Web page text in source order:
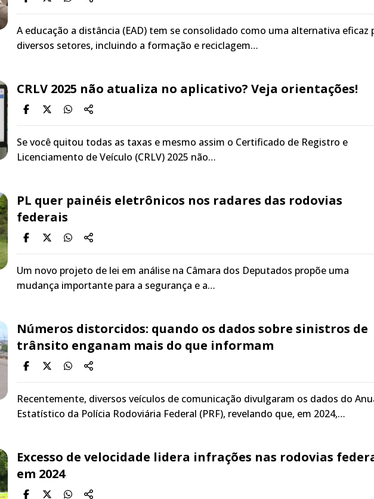
A educação a distância (EAD) tem se consolidado como uma alternativa eficaz
diversos setores, incluindo a formação e reciclagem…
CRLV 2025 não atualiza no aplicativo? Veja orientações!
Se você quitou todas as taxas e mesmo assim o Certificado de Registro e
Licenciamento de Veículo (CRLV) 2025 não…
PL quer painéis eletrônicos nos radares das rodovias
federais
Um novo projeto de lei em análise na Câmara dos Deputados propõe uma
mudança importante para a segurança e a…
Números distorcidos: quando os dados sobre sinistros de
trânsito enganam mais do que informam
Recentemente, diversos veículos de comunicação divulgaram os dados do
Estatístico da Polícia Rodoviária Federal (PRF), revelando que, em 2024,…
Excesso de velocidade lidera infrações nas rodovias
em 2024